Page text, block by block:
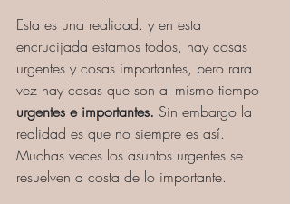
Esta es una realidad. y en esta
encrucijada estamos todos, hay cosas
urgentes y cosas importantes, pero rara
vez hay cosas que son al mismo tiempo
urgentes e importantes. Sin embargo la
realidad es que no siempre es así.
Muchas veces los asuntos urgentes se
resuelven a costa de lo importante.